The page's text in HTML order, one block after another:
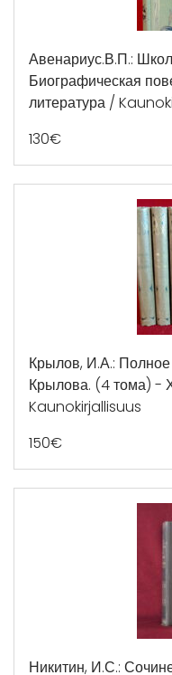
Авенариус.В.П.:
Биографическая
литература /
130€
Крылов, И.А.:
Крылова. (4 тома) -
Kaunokirjallisuus
150€
Никитин, И.С.: